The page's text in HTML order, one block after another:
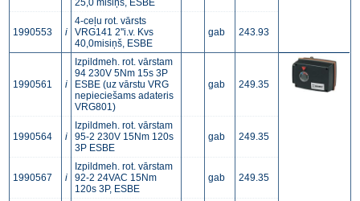
25,0 misiņš, ESBE
1990553 i
4-ceļu rot. vārsts
VRG141 2''i.v. Kvs
40,0misiņš, ESBE
gab 243.93
1990561 i
Izpildmeh. rot. vārstam
94 230V 5Nm 15s 3P
ESBE (uz vārstu VRG
nepieciešams adateris
VRG801)
gab 249.35
1990564 i
Izpildmeh. rot. vārstam
95-2 230V 15Nm 120s
3P ESBE
gab 249.35
1990567 i
Izpildmeh. rot. vārstam
92-2 24VAC 15Nm
120s 3P, ESBE
gab 249.35